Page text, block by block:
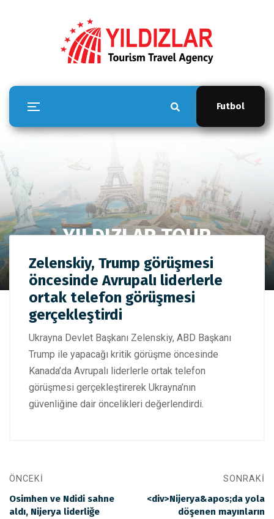
Futbol
YILDIZLAR TOUR
Anasayfa YILDIZLAR TOUR
Zelenskiy, Trump
görüşmesi öncesinde Avrupalı liderlerle ortak telefon
görüşmesi gerçekleştirdi
Zelenskiy, Trump görüşmesi
öncesinde Avrupalı liderlerle
ortak telefon görüşmesi
gerçekleştirdi
Ukrayna Devlet Başkanı Zelenskiy, ABD Başkanı
Trump ile yapacağı kritik görüşme öncesinde
Kanada’da Avrupalı liderlerle ortak telefon
görüşmesi gerçekleştirerek Ukrayna’nın
güvenliğine dair öncelikleri değerlendirdi.
ÖNCEKI
Osimhen ve Ndidi sahne
aldı, Nijerya liderliğe
SONRAKI
<div>Nijerya&apos;da yola
döşenen mayınların